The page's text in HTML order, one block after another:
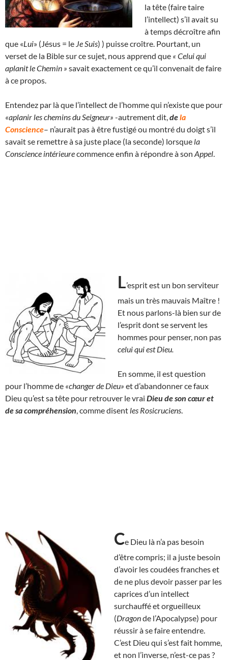
la tête (faire taire
l’intellect) s’il avait su
à temps décroître afin
que «Lui» (Jésus = le Je Suis) ) puisse croître. Pourtant, un
verset de la Bible sur ce sujet, nous apprend que « Celui qui
aplanit le Chemin » savait exactement ce qu’il convenait de faire
à ce propos.
Entendez par là que l’intellect de l’homme qui n’existe que pour
«aplanir les chemins du Seigneur» -autrement dit, dela
Conscience– n’aurait pas à être fustigé ou montré du doigt s’il
savait se remettre à sa juste place (la seconde) lorsque la
Conscience intérieurecommence enfin à répondre à son Appel
L’esprit est un bon serviteur
mais un très mauvais Maître !
Et nous parlons-là bien sur de
l’esprit dont se servent les
hommes pour penser, non pas
celui qui est Dieu.
En somme, il est question
pour l’homme de «changer de Dieu» et d’abandonner ce faux
Dieu qu’est sa tête pour retrouver le vrai Dieu de son cœur et
de sa compréhension , comme disent les Rosicruciens
Ce Dieu là n’a pas besoin
d’être compris; il a juste besoin
d’avoir les coudées franches et
de ne plus devoir passer par les
caprices d’un intellect
surchauffé et orgueilleux
(Dragonde l’Apocalypse) pour
réussir à se faire entendre.
C’est Dieu qui s’est fait homme,
et non l’inverse, n’est-ce pas ?